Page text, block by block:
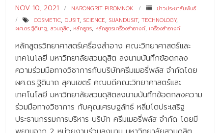
NOV 10, 2021 NARONGRIT PIROMNOK
ข่าวประชาสัมพันธ์
COSMETIC, DUSIT, SCIENCE, SUANDUSIT, TECHNOLOGY,
ผศ.ดร.ฐิตินาฐ, สวนดุสิต, หลักสูตร, หลักสูตรเครื่องสำอางค์, เครื่องสำอางค์
หลักสูตรวิทยาศาสตร์เครื่องสำอาง คณะวิทยาศาสตร์และ
เทคโนโลยี มหาวิทยาลัยสวนดุสิต ลงนามบันทึกข้อตกลง
ความร่วมมือทางวิชาการกับบริษัทครีมเมอรี่พลัส จำกัดโดย
ผศ.ดร.ฐิตินาถ สุคนเขตร์ คณบดีคณะวิทยาศาสตร์และ
เทคโนโลยี มหาวิทยาลัยสวนดุสิตลงนามบันทึกข้อตกลงความ
ร่วมมือทางวิชาการ กับคุณเศรษฐลัทธ์ หลิ่มโตประเสริฐ
ประธานกรรมการบริหาร บริษัท ครีมเมอรี่พลัส จำกัด โดยมี